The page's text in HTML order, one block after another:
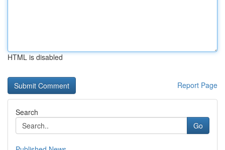
HTML is disabled
Report Page
Search
Go